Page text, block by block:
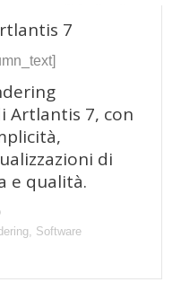
7
Artlantis 7, con
di
e qualità.
, Software